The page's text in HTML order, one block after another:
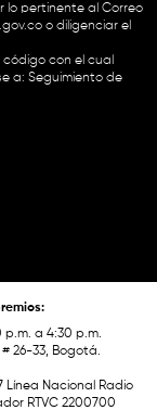
lo pertinente al Correo
o diligenciar el
con el cual
a: Seguimiento de
p.m. a 4:30 p.m.
26-33, Bogotá.
Línea Nacional Radio
RTVC 2200700